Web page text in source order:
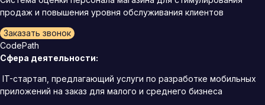
продаж и повышения уровня обслуживания клиентов
Заказать звонок
CodePath
Сфера деятельности:
IT-стартап, предлагающий услуги по разработке мобильных
приложений на заказ для малого и среднего бизнеса